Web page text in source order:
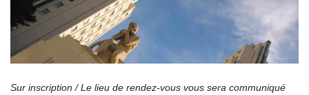
Sur inscription /Le lieu de rendez-vous vous sera communiqué